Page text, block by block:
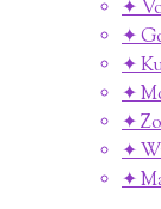
✦
✦
✦
✦
✦
✦
✦